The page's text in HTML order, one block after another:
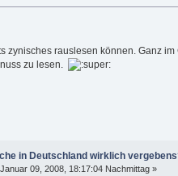
zynisches rauslesen können. Ganz
zu lesen.
in Deutschland wirklich
Januar 09, 2008, 18:17:04 Nachmittag »